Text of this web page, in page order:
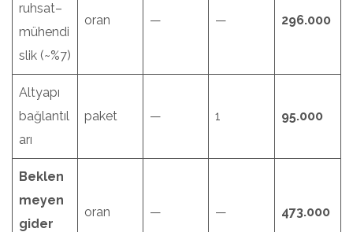
ruhsat–
mühendi
slik (~%7)
oran — — 296.000
Altyapı
bağlantıl
arı
paket — 1 95.000
Beklen
meyen
gider
oran — — 473.000